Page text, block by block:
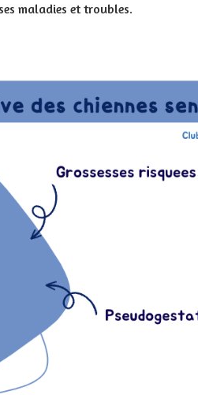
maladies et troubles.